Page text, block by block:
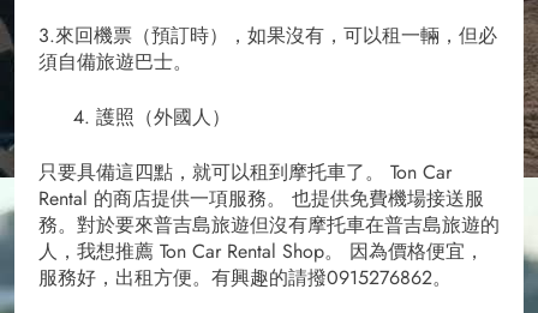
3.來回機票（預訂時），如果沒有，可以租一輛，但必
須自備旅遊巴士。
護照（外國人）
只要具備這四點，就可以租到摩托車了。 Ton Car
Rental 的商店提供一項服務。 也提供免費機場接送服
務。對於要來普吉島旅遊但沒有摩托車在普吉島旅遊的
人，我想推薦 Ton Car Rental Shop。 因為價格便宜，
服務好，出租方便。有興趣的請撥0915276862。